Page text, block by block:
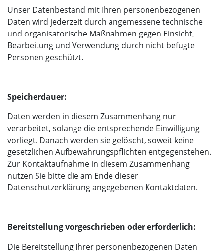
Unser Datenbestand mit Ihren personenbezogenen
Daten wird jederzeit durch angemessene technische
und organisatorische Maßnahmen gegen Einsicht,
Bearbeitung und Verwendung durch nicht befugte
Personen geschützt.
Speicherdauer:
Daten werden in diesem Zusammenhang nur
verarbeitet, solange die entsprechende Einwilligung
vorliegt. Danach werden sie gelöscht, soweit keine
gesetzlichen Aufbewahrungspflichten entgegenstehen.
Zur Kontaktaufnahme in diesem Zusammenhang
nutzen Sie bitte die am Ende dieser
Datenschutzerklärung angegebenen Kontaktdaten.
Bereitstellung vorgeschrieben oder erforderlich:
Die Bereitstellung Ihrer personenbezogenen Daten